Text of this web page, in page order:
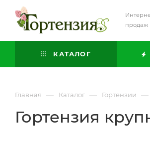
продаж
КАТАЛОГ
Главная — Каталог — Гортензии —
Гортензия